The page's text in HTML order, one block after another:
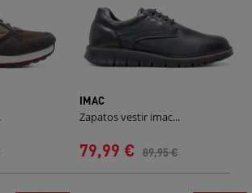
IMAC
Zapatos vestir imac...
79,99 € 89,95 €